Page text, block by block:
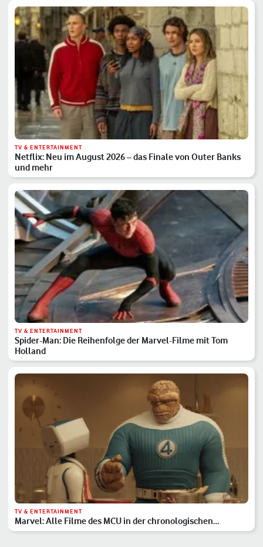
TV & ENTERTAINMENT
Netflix: Neu im August 2026 – das Finale von Outer Banks
und mehr
TV & ENTERTAINMENT
Spider-Man: Die Reihenfolge der Marvel-Filme mit Tom
Holland
TV & ENTERTAINMENT
Marvel: Alle Filme des MCU in der chronologischen
Reihenfolge